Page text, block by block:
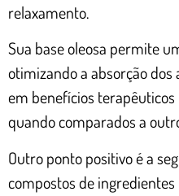
relaxamento.
Sua base oleosa permite
otimizando a absorção dos
em benefícios
quando comparados a
Outro ponto positivo é a
compostos de